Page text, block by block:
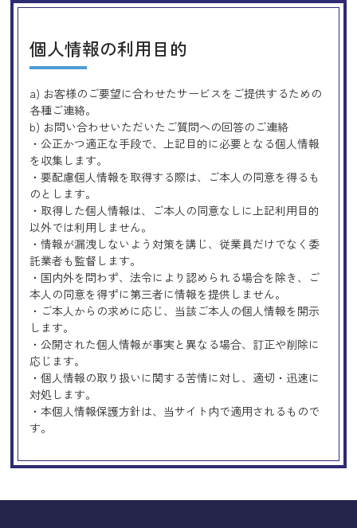
個人情報の利用目的
a) お客様のご要望に合わせたサービスをご提供するための
各種ご連絡。
b) お問い合わせいただいたご質問への回答のご連絡
・公正かつ適正な手段で、上記目的に必要となる個人情報
を収集します。
・要配慮個人情報を取得する際は、ご本人の同意を得るも
のとします。
・取得した個人情報は、ご本人の同意なしに上記利用目的
以外では利用しません。
・情報が漏洩しないよう対策を講じ、従業員だけでなく委
託業者も監督します。
・国内外を問わず、法令により認められる場合を除き、ご
本人の同意を得ずに第三者に情報を提供しません。
・ご本人からの求めに応じ、当該ご本人の個人情報を開示
します。
・公開された個人情報が事実と異なる場合、訂正や削除に
応じます。
・個人情報の取り扱いに関する苦情に対し、適切・迅速に
対処します。
・本個人情報保護方針は、当サイト内で適用されるもので
す。
Googleアナリティクスの使用につい